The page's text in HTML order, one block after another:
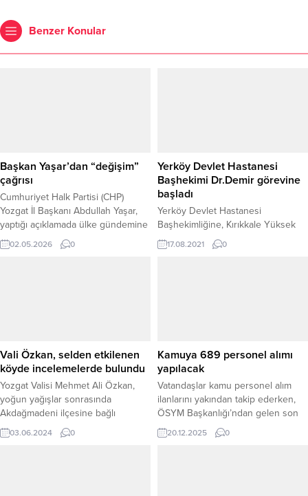
Benzer Konular
Başkan Yaşar’dan “değişim”
çağrısı
Cumhuriyet Halk Partisi (CHP)
Yozgat İl Başkanı Abdullah Yaşar,
yaptığı açıklamada ülke gündemine
ilişkin dikkat çeken
değerlendirmelerde bulunarak,
özellikle yoksulluk, adaletsizlik ve
geleceksizlik konularına vurgu
yaptı. Mevcut...
02.05.2026 0
Yerköy Devlet Hastanesi
Başhekimi Dr.Demir görevine
başladı
Yerköy Devlet Hastanesi
Başhekimliğine, Kırıkkale Yüksek
İhtisas Hastanesinde görev yapan
Uzm Dr. Ali Demir atandı.
17.08.2021 0
Vali Özkan, selden etkilenen
köyde incelemelerde bulundu
Yozgat Valisi Mehmet Ali Özkan,
yoğun yağışlar sonrasında
Akdağmadeni ilçesine bağlı
Sağıroğlu Köyü'nde meydana gelen
sel felaketinin etkilediği bölgelerde
03.06.2024 0
Kamuya 689 personel alımı
yapılacak
Vatandaşlar kamu personel alım
ilanlarını yakından takip ederken,
ÖSYM Başkanlığı’ndan gelen son
dakika açıklaması dikkat çekti.
Yayınlanan duyuruya göre,
20.12.2025 0